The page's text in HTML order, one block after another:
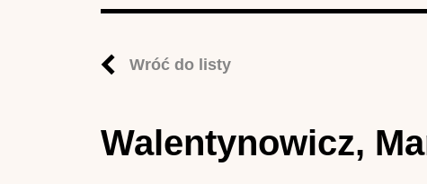
Wróć do listy
Walentynowicz,